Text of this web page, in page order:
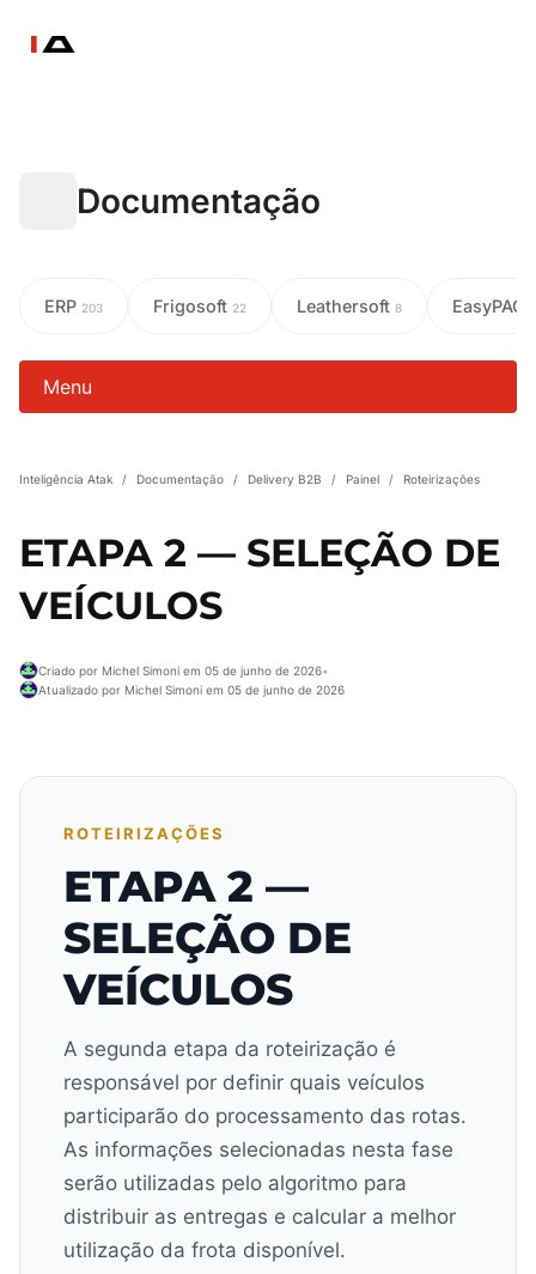
Documentação
ERP 203 Frigosoft 22 Leathersoft 8 EasyPAC
Menu
Inteligência Atak / Documentação / Delivery B2B / Painel / Roteirizações
ETAPA 2 — SELEÇÃO DE
VEÍCULOS
Criado por Michel Simoni em 05 de junho de 2026•
Atualizado por Michel Simoni em 05 de junho de 2026
ROTEIRIZAÇÕES
ETAPA 2 —
SELEÇÃO DE
VEÍCULOS
A segunda etapa da roteirização é
responsável por definir quais veículos
participarão do processamento das rotas.
As informações selecionadas nesta fase
serão utilizadas pelo algoritmo para
distribuir as entregas e calcular a melhor
utilização da frota disponível.